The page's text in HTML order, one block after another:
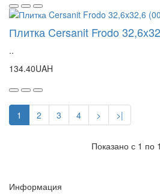
Плитка Cersanit Frodo
..
134.40UAH
1 2 3 4 > >|
Показано с 1 по
Информация